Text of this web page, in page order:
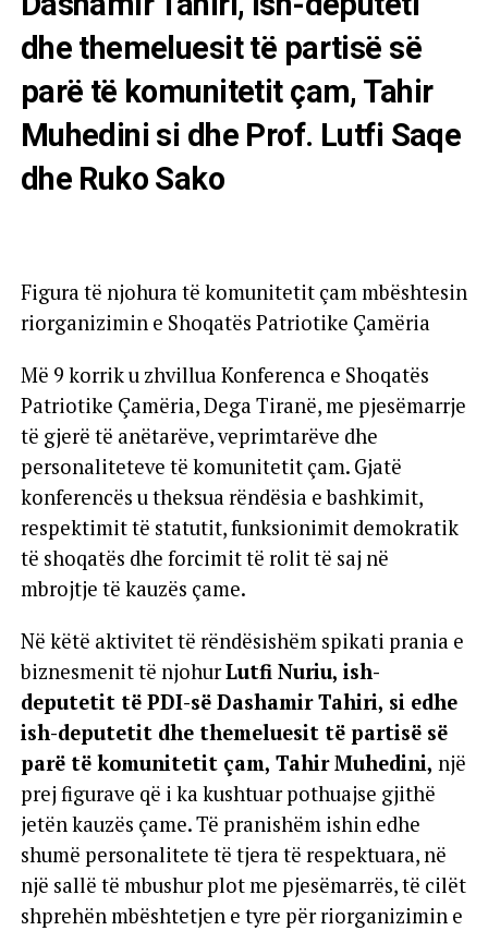
dhe themeluesit të partisë së
parë të komunitetit çam, Tahir
Muhedini si dhe Prof. Lutfi Saqe
dhe Ruko Sako
Figura të njohura të komunitetit çam mbështesin
riorganizimin e Shoqatës Patriotike Çamëria
Më 9 korrik u zhvillua Konferenca e Shoqatës
Patriotike Çamëria, Dega Tiranë, me pjesëmarrje
të gjerë të anëtarëve, veprimtarëve dhe
personaliteteve të komunitetit çam. Gjatë
konferencës u theksua rëndësia e bashkimit,
respektimit të statutit, funksionimit demokratik
të shoqatës dhe forcimit të rolit të saj në
mbrojtje të kauzës çame.
Në këtë aktivitet të rëndësishëm spikati prania e
biznesmenit të njohurLutfi Nuriu, ish-
deputetit të PDI-së Dashamir Tahiri, si edhe
ish-deputetit dhe themeluesit të partisë së
parë të komunitetit çam, Tahir Muhedini, një
prej figurave që i ka kushtuar pothuajse gjithë
jetën kauzës çame. Të pranishëm ishin edhe
shumë personalitete të tjera të respektuara, në
një sallë të mbushur plot me pjesëmarrës, të cilët
shprehën mbështetjen e tyre për riorganizimin e